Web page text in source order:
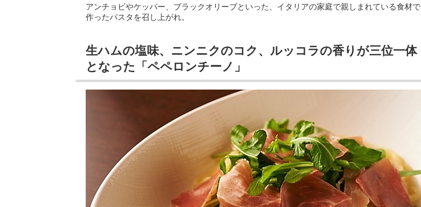
アンチョビやケッパー、ブラックオリーブといった、イタリアの家庭で親しまれている食材で
作ったパスタを召し上がれ。
生ハムの塩味、ニンニクのコク、ルッコラの香りが三位一体
となった「ペペロンチーノ」